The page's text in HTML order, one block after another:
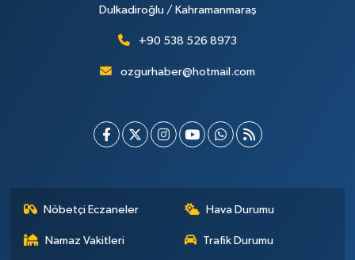
Dulkadiroğlu / Kahramanmaraş
+90 538 526 8973
ozgurhaber@hotmail.com
Nöbetçi Eczaneler Hava Durumu
Namaz Vakitleri Trafik Durumu